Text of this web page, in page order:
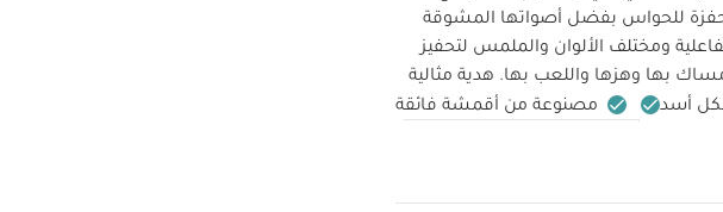
للحواس بفضل أصواتها المشوقة
ومختلف الألوان والملمس لتحفيز
حواس الطفل الثلاث. مقاس مثالي يساعد الطفل على تعلم الإمساك بها وهزها واللعب بها. هدية مثالية
أسد
مصنوعة من أقمشة فائقة
قطعة واحدة بأكمام قصيرة قماش عضوي